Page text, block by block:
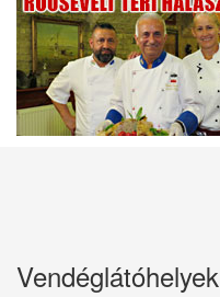
Vendéglátóhelyek